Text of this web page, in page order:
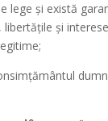
lege și există
și